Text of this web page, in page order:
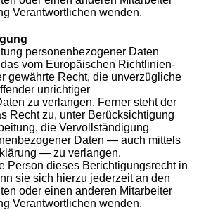
Verantwortlichen wenden.
personenbezogener Daten
vom Europäischen Richtlinien-
gewährte Recht, die unverzügliche
unrichtiger
zu verlangen. Ferner steht der
Recht zu, unter Berücksichtigung
die Vervollständigung
Daten — auch mittels
— zu verlangen.
Person dieses Berichtigungsrecht in
sie sich hierzu jederzeit an den
oder einen anderen Mitarbeiter
Verantwortlichen wenden.